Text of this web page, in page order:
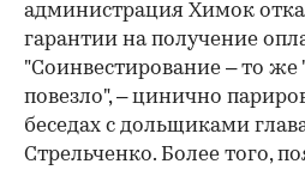
администрация Химок
гарантии на получение
"Соинвестирование – то
повезло", – цинично
беседах с дольщиками
Стрельченко. Более того,